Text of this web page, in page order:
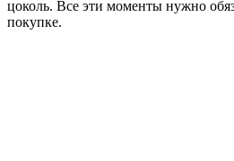
цоколь. Все эти моменты нужно
покупке.